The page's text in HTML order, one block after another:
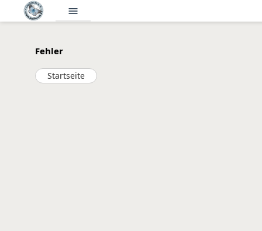
menu
Fehler
Startseite